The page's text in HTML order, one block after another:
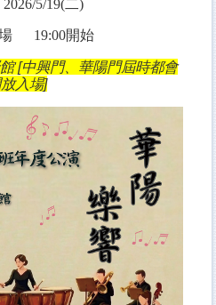
2026/5/19(二)
場 19:00開始
[中興門、華陽門屆時都會
入場]